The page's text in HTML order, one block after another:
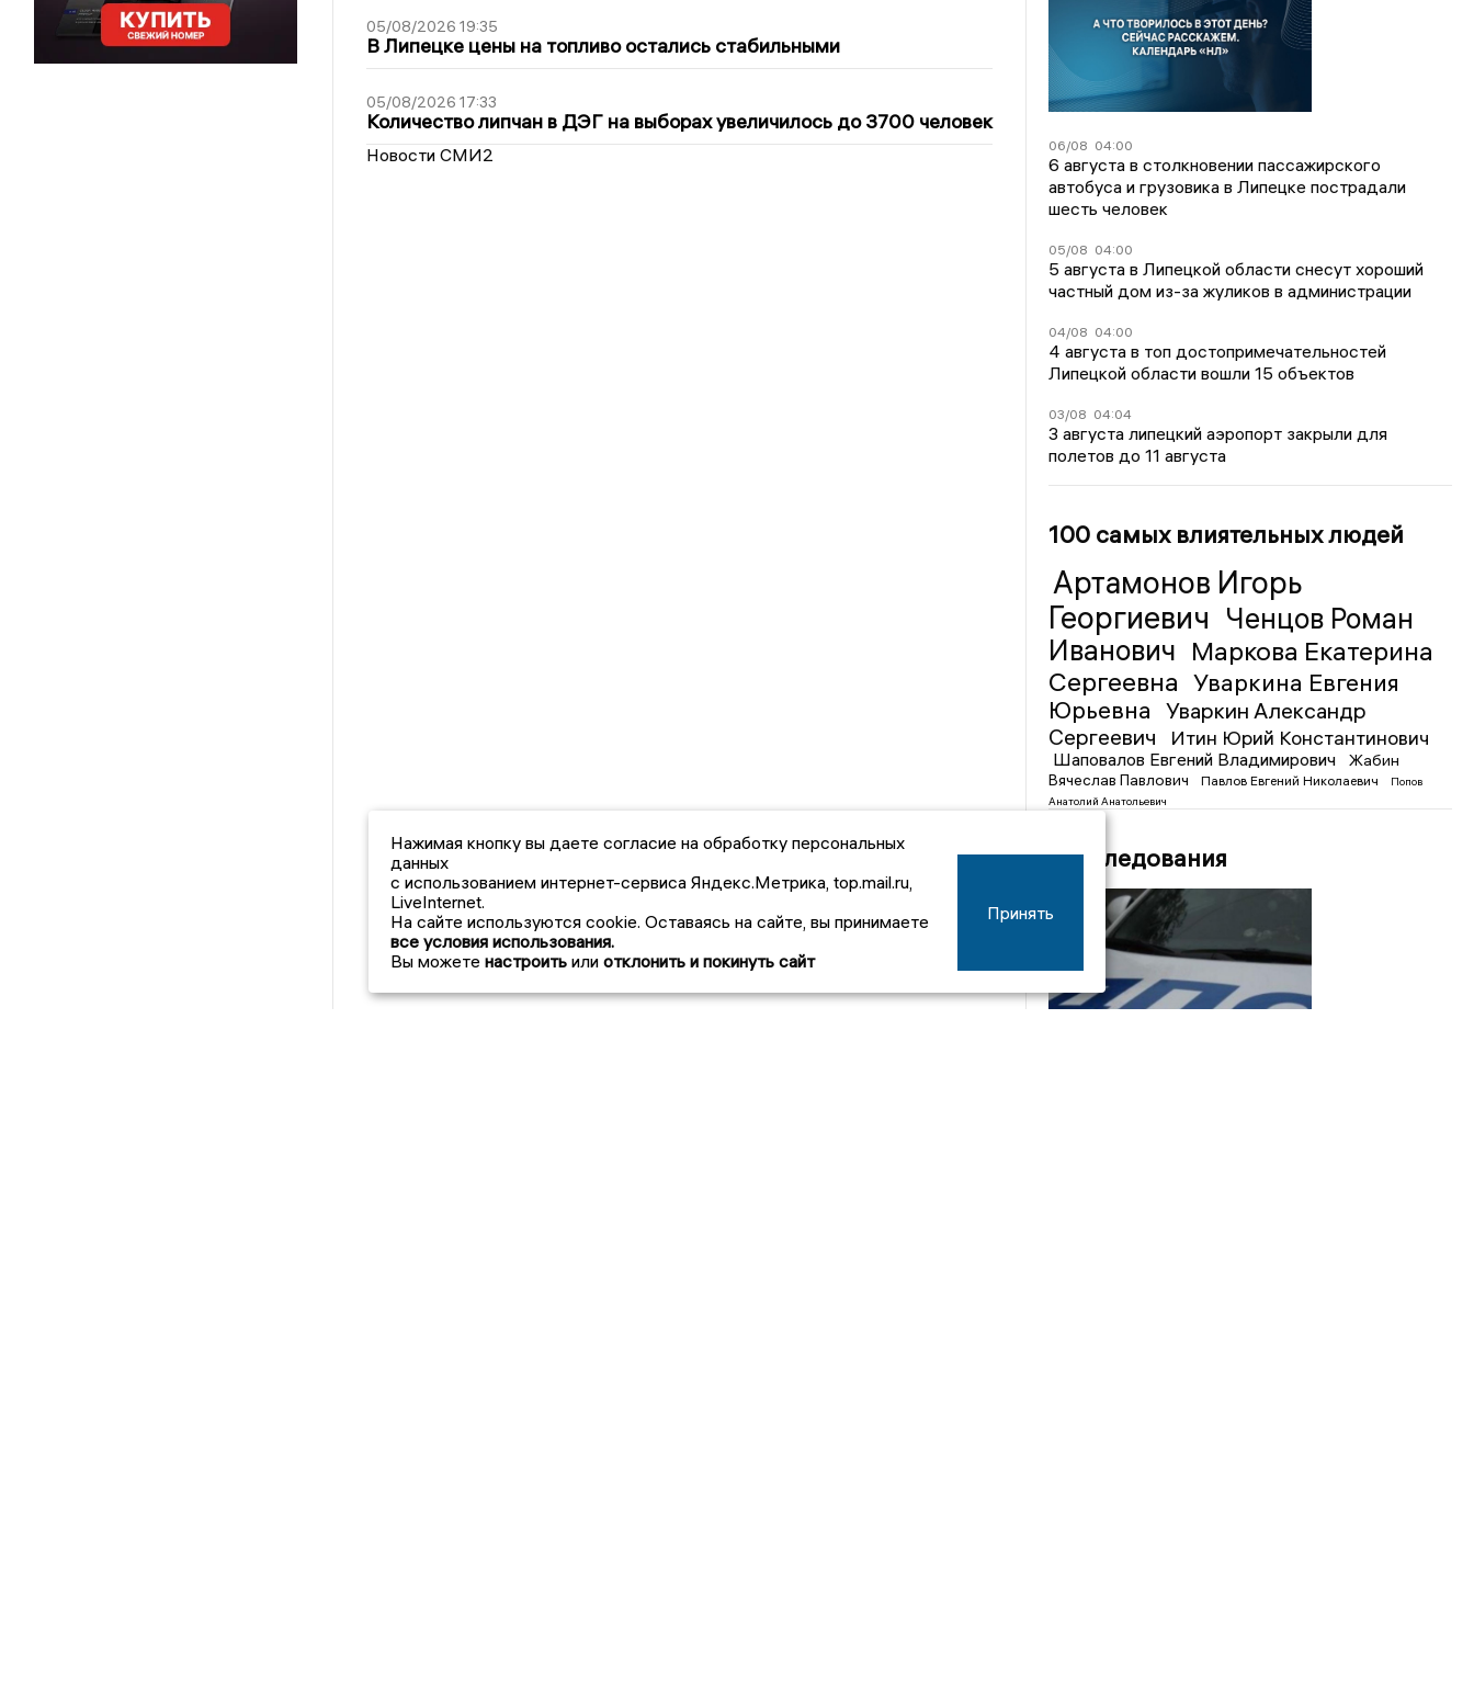
05/08/2026 19:35
В Липецке цены на топливо остались стабильными
05/08/2026 17:33
Количество липчан в ДЭГ на выборах увеличилось до 3700 человек
Новости СМИ2 06/08 04:00
6 августа в столкновении пассажирского
автобуса и грузовика в Липецке пострадали
шесть человек
05/08 04:00
5 августа в Липецкой области снесут хороший
частный дом из-за жуликов в администрации
04/08 04:00
4 августа в топ достопримечательностей
Липецкой области вошли 15 объектов
03/08 04:04
3 августа липецкий аэропорт закрыли для
полетов до 11 августа
100 самых влиятельных людей
Артамонов Игорь
Георгиевич Ченцов Роман
Иванович Маркова Екатерина
Сергеевна Уваркина Евгения
Юрьевна
Уваркин Александр
Сергеевич
Итин Юрий Константинович
Шаповалов Евгений Владимирович
Жабин
Вячеслав Павлович
Павлов Евгений Николаевич
Попов
Анатолий Анатольевич
Расследования
Нажимая кнопку вы даете согласие на обработку персональных
данных
с использованием интернет-сервиса Яндекс.Метрика, top.mail.ru,
LiveInternet.
На сайте используются cookie. Оставаясь на сайте, вы принимаете
все условия использования.
Вы можете настроить или отклонить и покинуть сайт
Принять